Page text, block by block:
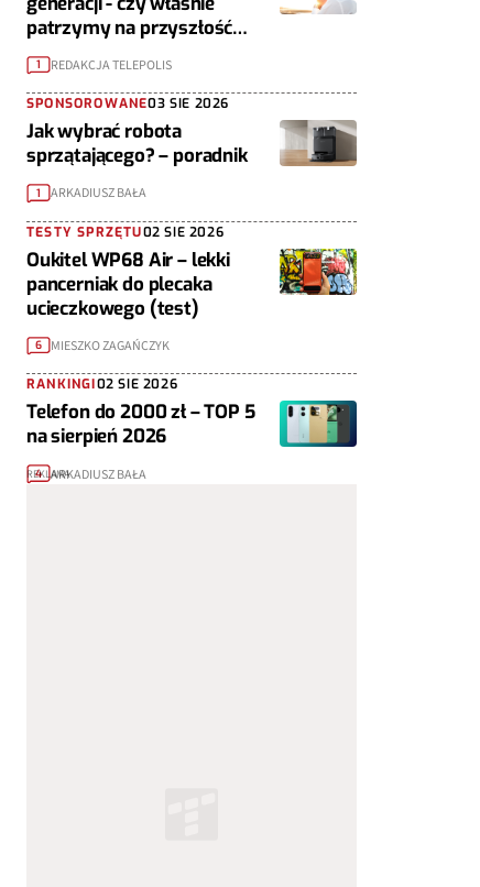
patrzymy na przyszłość
urządzeń mobilnych?
1 REDAKCJA TELEPOLIS
SPONSOROWANE03 SIE 2026
Jak wybrać robota
sprzątającego? – poradnik
1 ARKADIUSZ BAŁA
TESTY SPRZĘTU02 SIE 2026
Oukitel WP68 Air – lekki
pancerniak do plecaka
ucieczkowego (test)
6 MIESZKO ZAGAŃCZYK
RANKINGI02 SIE 2026
Telefon do 2000 zł – TOP 5
na sierpień 2026
4 ARKADIUSZ BAŁA